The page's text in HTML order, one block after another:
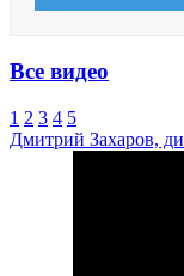
Все видео
1 2 3 4 5
Дмитрий Захаров,